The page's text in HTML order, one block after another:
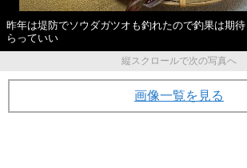
昨年は堤防でソウダガツオも釣れたので釣果は期待
らっていい
縦スクロールで次の写真へ
画像一覧を見る